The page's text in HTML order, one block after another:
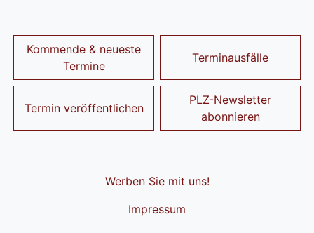
Kommende & neueste
Termine
Terminausfälle
Termin veröffentlichen
PLZ-Newsletter
abonnieren
Werben Sie mit uns!
Impressum